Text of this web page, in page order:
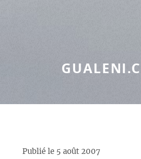
Publié le 5 août 2007